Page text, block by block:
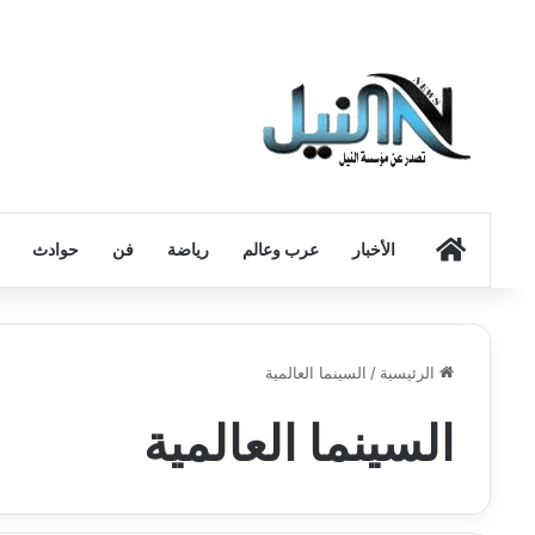
الرئيسيةالأخبار عرب وعالم رياضة فن حوادث
الرئيسية / السينما العالمية
السينما العالمية